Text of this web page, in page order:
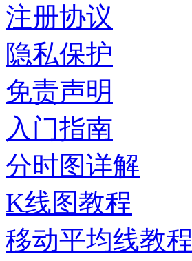
注册协议
隐私保护
免责声明
入门指南
分时图详解
K线图教程
移动平均线教程